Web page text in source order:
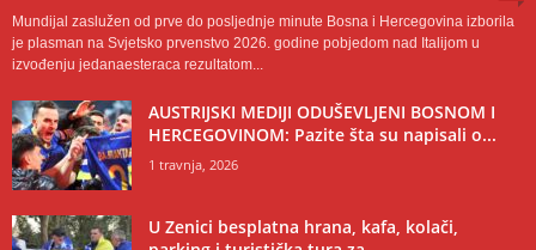
Mundijal zaslužen od prve do posljednje minute Bosna i Hercegovina izborila
je plasman na Svjetsko prvenstvo 2026. godine pobjedom nad Italijom u
izvođenju jedanaesteraca rezultatom...
AUSTRIJSKI MEDIJI ODUŠEVLJENI BOSNOM I
HERCEGOVINOM: Pazite šta su napisali o...
1 travnja, 2026
U Zenici besplatna hrana, kafa, kolači,